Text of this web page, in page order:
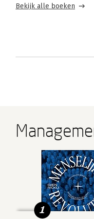
Bekijk alle boeken
1